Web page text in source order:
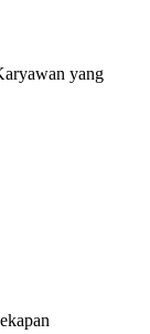
yang